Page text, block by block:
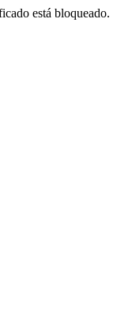
está bloqueado.